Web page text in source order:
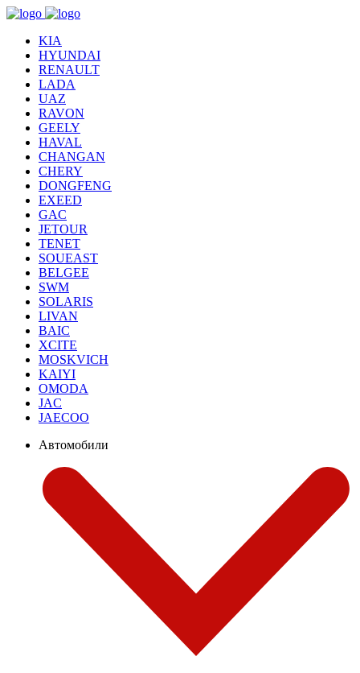
KIA
HYUNDAI
RENAULT
LADA
UAZ
RAVON
GEELY
HAVAL
CHANGAN
CHERY
DONGFENG
EXEED
GAC
JETOUR
TENET
SOUEAST
BELGEE
SWM
SOLARIS
LIVAN
BAIC
XCITE
MOSKVICH
KAIYI
OMODA
JAC
JAECOO
Автомобили